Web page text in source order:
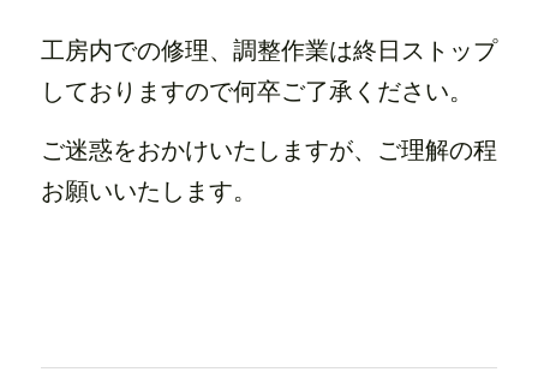
工房内での修理、調整作業は終日ストップ
しておりますので何卒ご了承ください。
ご迷惑をおかけいたしますが、ご理解の程
お願いいたします。